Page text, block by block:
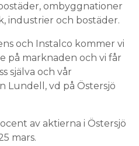
ombyggnationer
industrier och bostäder.
och Instalco kommer vi
på marknaden och vi får
själva och vår
Lundell, vd på Östersjö
av aktierna i Östersjö
mars.